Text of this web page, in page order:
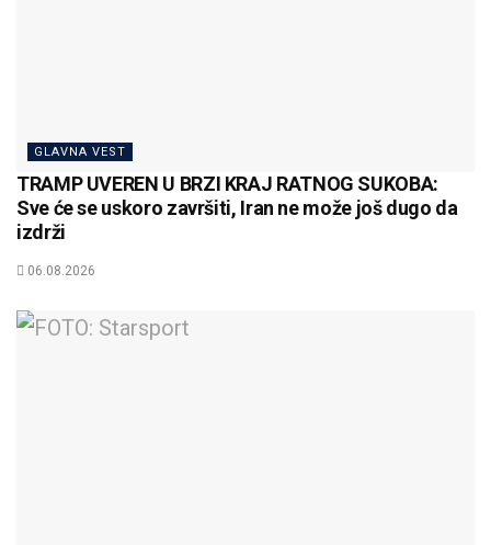
GLAVNA VEST
TRAMP UVEREN U BRZI KRAJ RATNOG SUKOBA:
Sve će se uskoro završiti, Iran ne može još dugo da
izdrži
06.08.2026